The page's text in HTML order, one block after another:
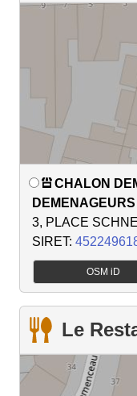
CHALON
3, PLACE
SIRET:
OSM iD
Le